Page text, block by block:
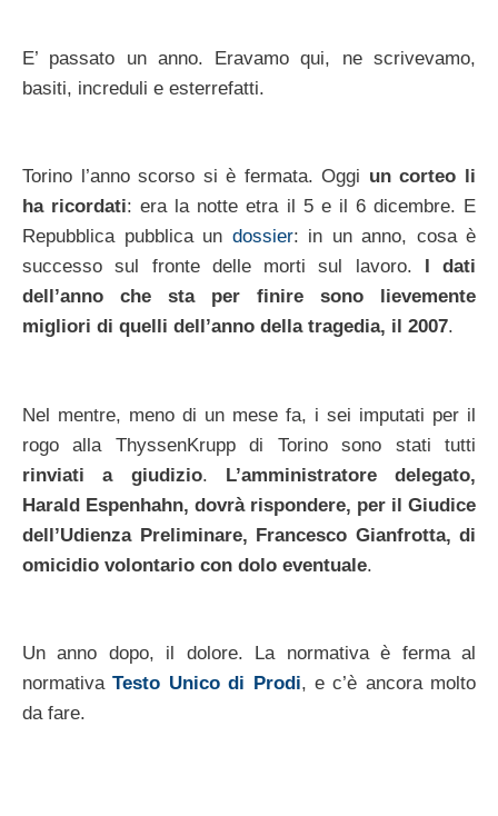
E’ passato un anno. Eravamo qui, ne scrivevamo,
basiti, increduli e esterrefatti.
Torino l’anno scorso si è fermata. Oggi un corteo li
ha ricordati: era la notte etra il 5 e il 6 dicembre. E
Repubblica pubblica un dossier: in un anno, cosa è
successo sul fronte delle morti sul lavoro.
I dati
dell’anno che sta per finire sono lievemente
migliori di quelli dell’anno della tragedia, il 2007.
Nel mentre, meno di un mese fa, i sei imputati per il
rogo alla ThyssenKrupp di Torino sono stati tutti
rinviati a giudizio. L’amministratore delegato,
Harald Espenhahn, dovrà rispondere, per il Giudice
dell’Udienza Preliminare, Francesco Gianfrotta, di
omicidio volontario con dolo eventuale.
Un anno dopo, il dolore. La normativa è ferma al
normativaTesto Unico di Prodi, e c’è ancora molto
da fare.